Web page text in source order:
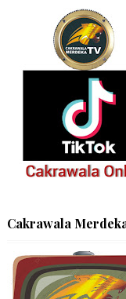
Cakrawala